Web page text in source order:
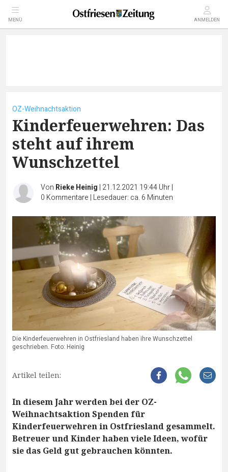
MENÜ ANMELDEN
OZ-Weihnachtsaktion
Kinderfeuerwehren: Das
steht auf ihrem
Wunschzettel
Von Rieke Heinig | 21.12.2021 19:44 Uhr|
0 Kommentare | Lesedauer: ca. 6 Minuten
Die Kinderfeuerwehren in Ostfriesland haben ihre Wunschzettel
geschrieben. Foto: Heinig
Artikel teilen:
In diesem Jahr werden bei der OZ-
Weihnachtsaktion Spenden für
Kinderfeuerwehren in Ostfriesland gesammelt.
Betreuer und Kinder haben viele Ideen, wofür
sie das Geld gut gebrauchen könnten.